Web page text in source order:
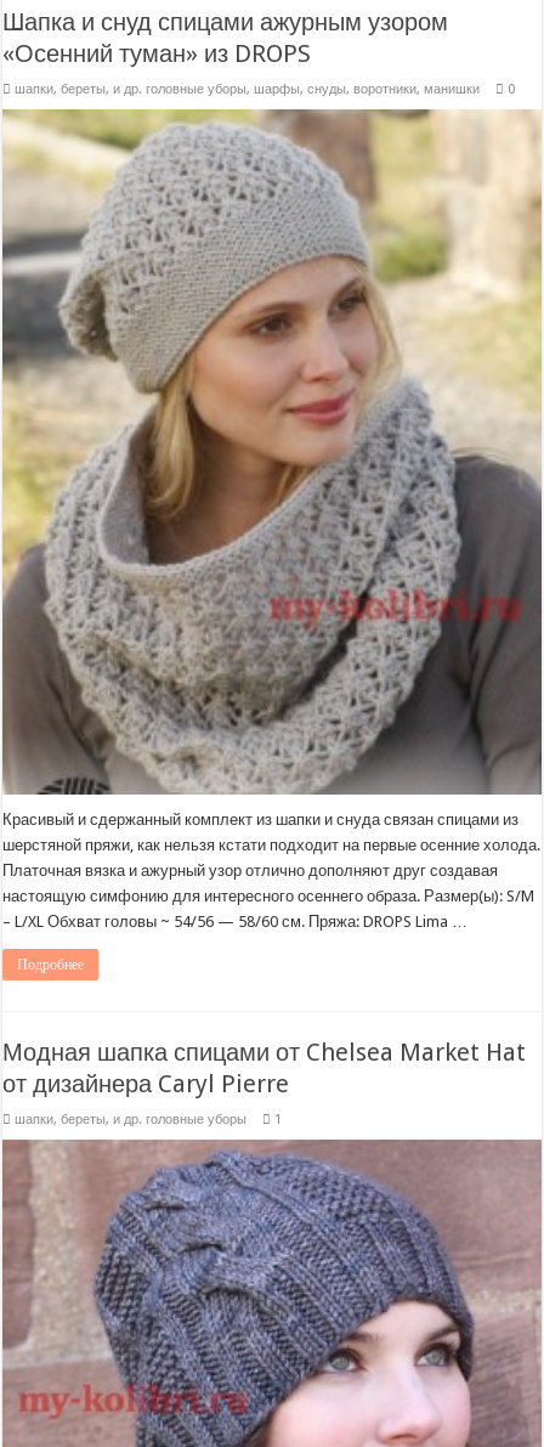
Шапка и снуд спицами ажурным узором
«Осенний туман» из DROPS
шапки, береты, и др. головные уборы,шарфы, снуды, воротники, манишки 0
Красивый и сдержанный комплект из шапки и снуда связан спицами из
шерстяной пряжи, как нельзя кстати подходит на первые осенние холода.
Платочная вязка и ажурный узор отлично дополняют друг создавая
настоящую симфонию для интересного осеннего образа. Размер(ы): S/M
– L/XL Обхват головы ~ 54/56 — 58/60 см. Пряжа: DROPS Lima …
Подробнее
Модная шапка спицами от Chelsea Market Hat
от дизайнера Caryl Pierre
шапки, береты, и др. головные уборы 1